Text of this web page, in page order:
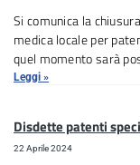
Si comunica la
medica locale per
quel momento sarà
Leggi »
Disdette patenti
22 Aprile 2024